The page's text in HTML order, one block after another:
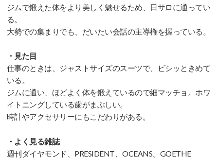
ジムで鍛えた体をより美しく魅せるため、日サロに通ってい
る。
大勢での集まりでも、だいたい会話の主導権を握っている。
・見た目
仕事のときは、ジャストサイズのスーツで、ビシッときめて
いる。
ジムに通い、ほどよく体を鍛えているので細マッチョ。ホワ
イトニングしている歯がまぶしい。
時計やアクセサリーにもこだわりがある。
・よく見る雑誌
週刊ダイヤモンド、PRESIDENT、OCEANS、GOETHE